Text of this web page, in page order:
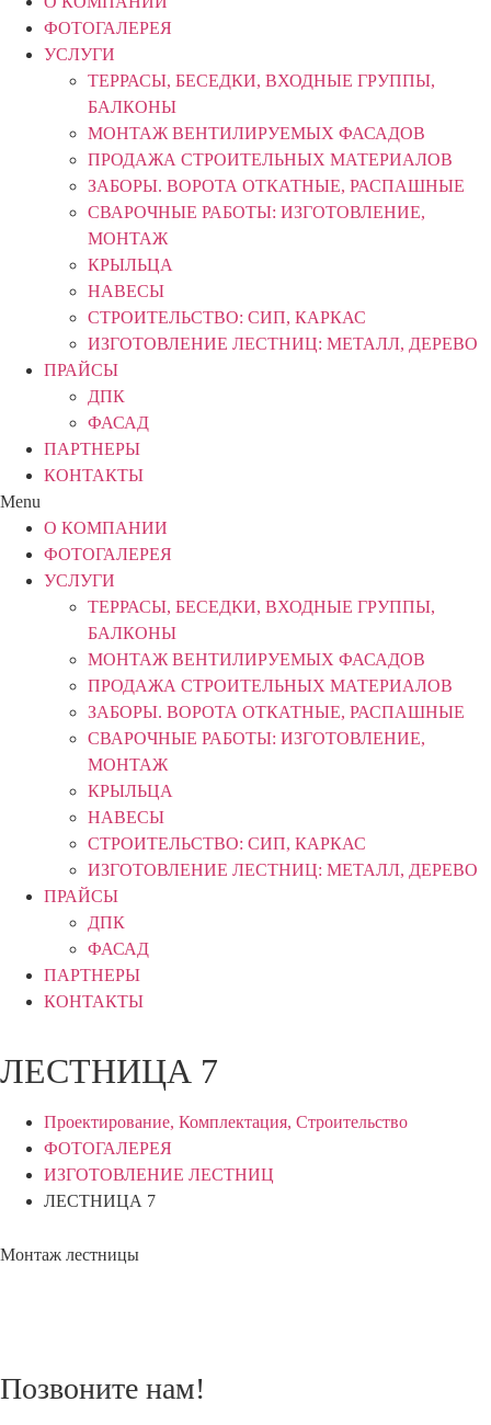
ФОТОГАЛЕРЕЯ
УСЛУГИ
ТЕРРАСЫ, БЕСЕДКИ, ВХОДНЫЕ ГРУППЫ,
БАЛКОНЫ
МОНТАЖ ВЕНТИЛИРУЕМЫХ ФАСАДОВ
ПРОДАЖА СТРОИТЕЛЬНЫХ МАТЕРИАЛОВ
ЗАБОРЫ. ВОРОТА ОТКАТНЫЕ, РАСПАШНЫЕ
СВАРОЧНЫЕ РАБОТЫ: ИЗГОТОВЛЕНИЕ,
МОНТАЖ
КРЫЛЬЦА
НАВЕСЫ
СТРОИТЕЛЬСТВО: СИП, КАРКАС
ИЗГОТОВЛЕНИЕ ЛЕСТНИЦ: МЕТАЛЛ, ДЕРЕВО
ПРАЙСЫ
ДПК
ФАСАД
ПАРТНЕРЫ
КОНТАКТЫ
Menu
О КОМПАНИИ
ФОТОГАЛЕРЕЯ
УСЛУГИ
ТЕРРАСЫ, БЕСЕДКИ, ВХОДНЫЕ ГРУППЫ,
БАЛКОНЫ
МОНТАЖ ВЕНТИЛИРУЕМЫХ ФАСАДОВ
ПРОДАЖА СТРОИТЕЛЬНЫХ МАТЕРИАЛОВ
ЗАБОРЫ. ВОРОТА ОТКАТНЫЕ, РАСПАШНЫЕ
СВАРОЧНЫЕ РАБОТЫ: ИЗГОТОВЛЕНИЕ,
МОНТАЖ
КРЫЛЬЦА
НАВЕСЫ
СТРОИТЕЛЬСТВО: СИП, КАРКАС
ИЗГОТОВЛЕНИЕ ЛЕСТНИЦ: МЕТАЛЛ, ДЕРЕВО
ПРАЙСЫ
ДПК
ФАСАД
ПАРТНЕРЫ
КОНТАКТЫ
ЛЕСТНИЦА 7
Проектирование, Комплектация, Строительство
ФОТОГАЛЕРЕЯ
ИЗГОТОВЛЕНИЕ ЛЕСТНИЦ
ЛЕСТНИЦА 7
Монтаж лестницы
Позвоните нам!